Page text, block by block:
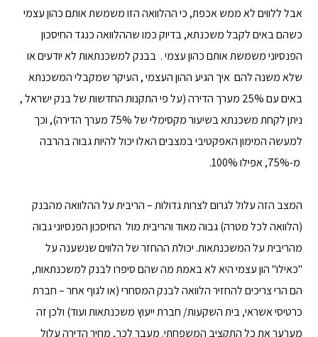
אבל ללווים לא ממש אכפת, כי ההלוואה הזו משמשת אותם כהון עצמי
כשהם באים לקבל משכנתא, בדיוק כמו שההלוואה כנגד החיסכון
הפנסיוני משמשת אותם כהון עצמי . בבנק למשכנתאות לא יודעים או
שלא משנה להם איך הגיע ההון העצמי , העיקר שמקבלי המשכנתא
באים עם 25% מערך הדירה (על פי התקנות החדשות של בנק ישראל ,
ניתן לקחת משכנתא בשיעור מקסימלי של 75% מערך הדירה), וכך
למעשה המימון האפקטיבי במצבים האלו יכול להיות גבוה בהרבה
מ-75%, אפילו 100%.
המצב הזה עלול לגרום לצרות גדולות – הריבית על ההלוואה מהבנק
(הלוואה לכל מטרה) גבוה מאוד והריבית מול החיסכון הפנסיוני גבוה
מהריבית על המשכנתאות. יכולת ההחזר של הלווים שנשענה על
"כאילו" הון עצמי היא לא באמת מה שהם סיפרו לבנק למשכנתאות,
הם הרי צריכים להחזיר הלוואה לבנק המסחרי (או לגוף אחר – חברת
כרטיסי אשראי, בית השקעות/ חברת ייעוץ משכנתאות ועוד) ולכן זה
מערער את כל התקציב המשפחתי. מעבר לכך, מחיר הדירה עלול